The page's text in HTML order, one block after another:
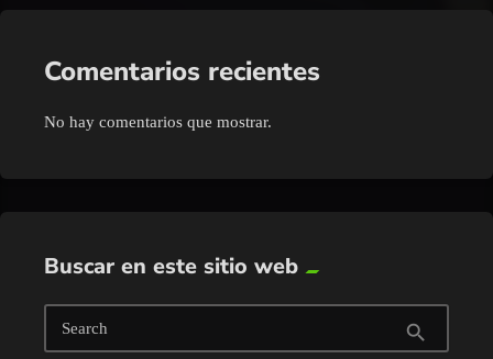
Comentarios recientes
No hay comentarios que mostrar.
Buscar en este sitio web
Search search